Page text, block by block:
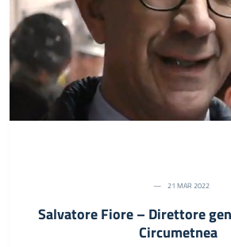
21 MAR 2022
Salvatore Fiore – Direttore
Circumetnea